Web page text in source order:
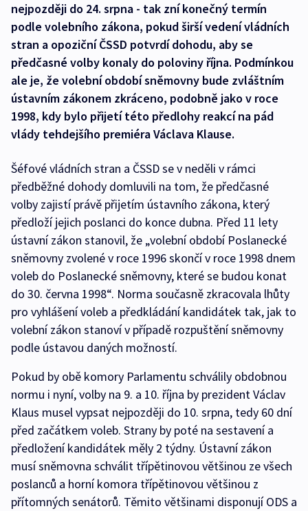
nejpozději do 24. srpna - tak zní konečný termín
podle volebního zákona, pokud širší vedení vládních
stran a opoziční ČSSD potvrdí dohodu, aby se
předčasné volby konaly do poloviny října. Podmínkou
ale je, že volební období sněmovny bude zvláštním
ústavním zákonem zkráceno, podobně jako v roce
1998, kdy bylo přijetí této předlohy reakcí na pád
vlády tehdejšího premiéra Václava Klause.
Šéfové vládních stran a ČSSD se v neděli v rámci
předběžné dohody domluvili na tom, že předčasné
volby zajistí právě přijetím ústavního zákona, který
předloží jejich poslanci do konce dubna. Před 11 lety
ústavní zákon stanovil, že „volební období Poslanecké
sněmovny zvolené v roce 1996 skončí v roce 1998 dnem
voleb do Poslanecké sněmovny, které se budou konat
do 30. června 1998“. Norma současně zkracovala lhůty
pro vyhlášení voleb a předkládání kandidátek tak, jak to
volební zákon stanoví v případě rozpuštění sněmovny
podle ústavou daných možností.
Pokud by obě komory Parlamentu schválily obdobnou
normu i nyní, volby na 9. a 10. října by prezident Václav
Klaus musel vypsat nejpozději do 10. srpna, tedy 60 dní
před začátkem voleb. Strany by poté na sestavení a
předložení kandidátek měly 2 týdny. Ústavní zákon
musí sněmovna schválit třípětinovou většinou ze všech
poslanců a horní komora třípětinovou většinou z
přítomných senátorů. Těmito většinami disponují ODS a